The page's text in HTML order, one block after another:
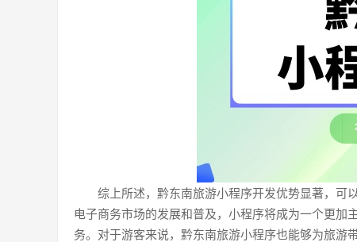
综上所述，黔东南旅游小程序开发优势显著，可
电子商务市场的发展和普及，小程序将成为一个更加
务。对于游客来说，黔东南旅游小程序也能够为旅游